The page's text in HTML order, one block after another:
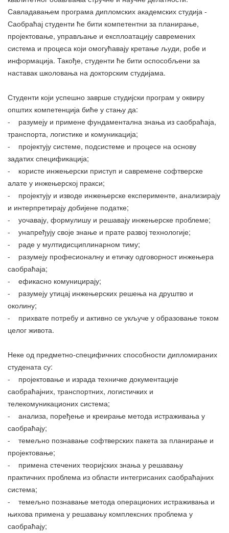
Савладавањем програма дипломских академских студија -
Саобраћај студенти ће бити компетентни за планирање,
пројектовање, управљање и експлоатацију савремених
система и процеса који омогућавају кретање људи, робе и
информација. Такође, студенти ће бити оспособљени за
наставак школовања на докторским студијама.
Студенти који успешно заврше студијски програм у оквиру
општих компетенција биће у стању да:
- разумеју и примене фундаментална знања из саобраћаја,
транспорта, логистике и комуникација;
- пројектују системе, подсистеме и процесе на основу
задатих спецификација;
- користе инжењерски приступ и савремене софтверске
алате у инжењерској пракси;
- пројектују и изводе инжењерске експерименте, анализирају
и интерпретирају добијене податке;
- уочавају, формулишу и решавају инжењерске проблеме;
- унапређују своје знање и прате развој технологије;
- раде у мултидисциплинарном тиму;
- разумеју професионалну и етичку одговорност инжењера
саобраћаја;
- ефикасно комуницирају;
- разумеју утицај инжењерских решења на друштво и
околину;
- прихвате потребу и активно се укључе у образовање током
целог живота.
Неке од предметно-специфичних способности дипломираних
студената су:
- пројектовање и израда техничке документације
саобраћајних, транспортних, логистичких и
телекомуникационих система;
- анализа, поређење и креирање метода истраживања у
саобраћају;
- темељно познавање софтверских пакета за планирање и
пројектовање;
- примена стечених теоријских знања у решавању
практичних проблема из области интегрисаних саобраћајних
система;
- темељно познавање метода операционих истраживања и
њихова примена у решавању комплексних проблема у
саобраћају;